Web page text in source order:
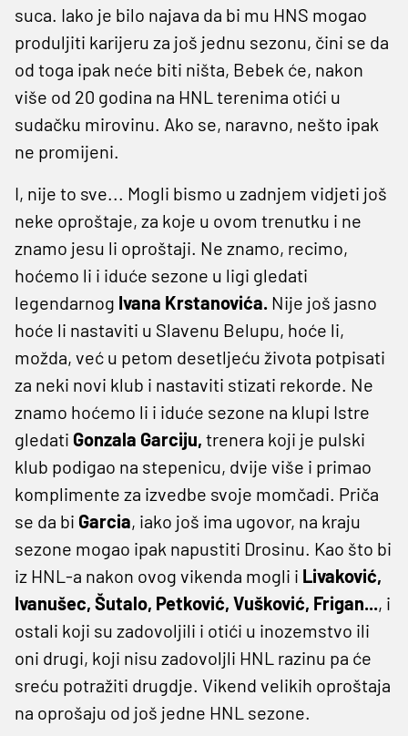
suca. Iako je bilo najava da bi mu HNS mogao
produljiti karijeru za još jednu sezonu, čini se da
od toga ipak neće biti ništa, Bebek će, nakon
više od 20 godina na HNL terenima otići u
sudačku mirovinu. Ako se, naravno, nešto ipak
ne promijeni.
I, nije to sve... Mogli bismo u zadnjem vidjeti još
neke oproštaje, za koje u ovom trenutku i ne
znamo jesu li oproštaji. Ne znamo, recimo,
hoćemo li i iduće sezone u ligi gledati
legendarnog Ivana Krstanovića. Nije još jasno
hoće li nastaviti u Slavenu Belupu, hoće li,
možda, već u petom desetljeću života potpisati
za neki novi klub i nastaviti stizati rekorde. Ne
znamo hoćemo li i iduće sezone na klupi Istre
gledati Gonzala Garciju, trenera koji je pulski
klub podigao na stepenicu, dvije više i primao
komplimente za izvedbe svoje momčadi. Priča
se da bi Garcia, iako još ima ugovor, na kraju
sezone mogao ipak napustiti Drosinu. Kao što bi
iz HNL-a nakon ovog vikenda mogli i Livaković,
Ivanušec, Šutalo, Petković, Vušković, Frigan..., i
ostali koji su zadovoljili i otići u inozemstvo ili
oni drugi, koji nisu zadovoljli HNL razinu pa će
sreću potražiti drugdje. Vikend velikih oproštaja
na oprošaju od još jedne HNL sezone.